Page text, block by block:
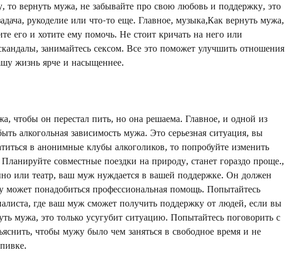
то вернуть мужа, не забывайте про свою любовь и поддержку, это
рукоделие или что-то еще. Главное, музыка,Как вернуть мужа,
его и хотите ему помочь. Не стоит кричать на него или
занимайтесь сексом. Все это поможет улучшить отношения
жизнь ярче и насыщеннее.
чтобы он перестал пить, но она решаема. Главное, и одной из
алкогольная зависимость мужа. Это серьезная ситуация, вы
в анонимные клубы алкоголиков, то попробуйте изменить
Планируйте совместные поездки на природу, станет гораздо проще.,
или театр, ваш муж нуждается в вашей поддержке. Он должен
может понадобиться профессиональная помощь. Попытайтесь
где ваш муж сможет получить поддержку от людей, если вы
мужа, это только усугубит ситуацию. Попытайтесь поговорить с
чтобы мужу было чем заняться в свободное время и не